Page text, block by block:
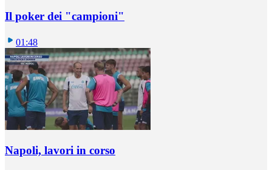
Il poker dei "campioni"
01:48
Napoli, lavori in corso